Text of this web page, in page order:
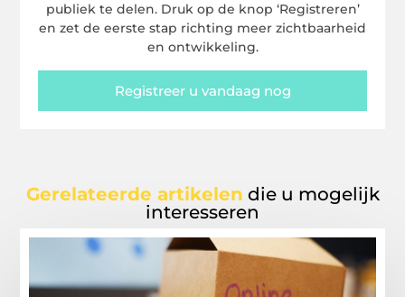
publiek te delen. Druk op de knop ‘Registreren’
en zet de eerste stap richting meer zichtbaarheid
en ontwikkeling.
Registreer u vandaag nog
Gerelateerde artikelen die u mogelijk
interesseren